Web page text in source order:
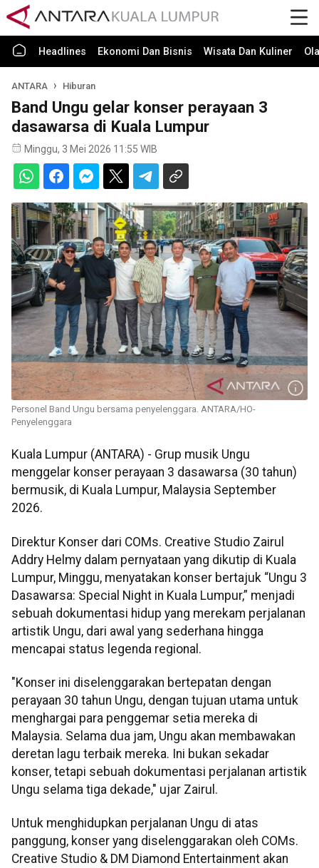
Headlines Ekonomi Dan Bisnis Wisata Dan Kuliner
ANTARA Hiburan
Band Ungu gelar konser perayaan 3
dasawarsa di Kuala Lumpur
Minggu, 3 Mei 2026 11:55 WIB
Personel Band Ungu bersama penyelenggara. ANTARA/HO-
Penyelenggara
Kuala Lumpur (ANTARA) - Grup musik Ungu
menggelar konser perayaan 3 dasawarsa (30 tahun)
bermusik, di Kuala Lumpur, Malaysia September
2026.
Direktur Konser dari COMs. Creative Studio Zairul
Addry Helmy dalam pernyataan yang dikutip di Kuala
Lumpur, Minggu, menyatakan konser bertajuk “Ungu 3
Dasawarsa: Special Night in Kuala Lumpur,” menjadi
sebuah dokumentasi hidup yang merekam perjalanan
artistik Ungu, dari awal yang sederhana hingga
mencapai status legenda regional.
"Konser ini diselenggarakan bertepatan dengan
perayaan 30 tahun Ungu, dengan tujuan utama untuk
menghargai para penggemar setia mereka di
Malaysia. Selama dua jam, Ungu akan membawakan
deretan lagu terbaik mereka. Ini bukan sekadar
konser, tetapi sebuah dokumentasi perjalanan artistik
Ungu selama tiga dekade," ujar Zairul.
Untuk menghidupkan perjalanan Ungu di atas
panggung, konser yang diselenggarakan oleh COMs.
Creative Studio & DM Diamond Entertainment akan